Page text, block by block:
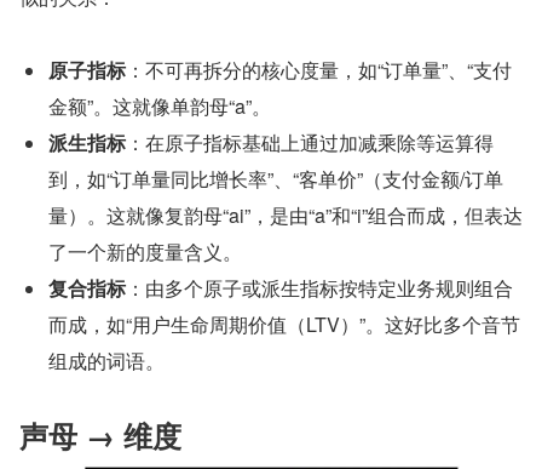
原子指标：不可再拆分的核心度量，如“订单量”、“支付
金额”。这就像单韵母“a”。
派生指标：在原子指标基础上通过加减乘除等运算得
到，如“订单量同比增长率”、“客单价”（支付金额/订单
量）。这就像复韵母“ai”，是由“a”和“i”组合而成，但表达
了一个新的度量含义。
复合指标：由多个原子或派生指标按特定业务规则组合
而成，如“用户生命周期价值（LTV）”。这好比多个音节
组成的词语。
声母 → 维度